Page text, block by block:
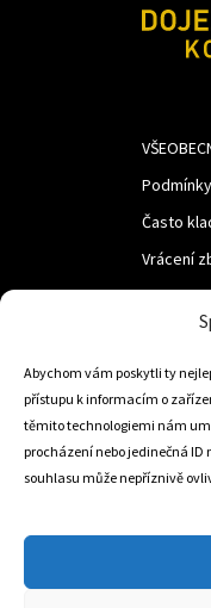
Abychom vám poskytli ty
přístupu k informacím o
těmito technologiemi nám
procházení nebo jedinečná ID
souhlasu může nepříznivě
Často
Vrácení
LUF s.r.o.
Nám.
Trstená